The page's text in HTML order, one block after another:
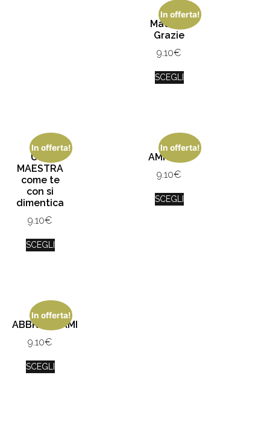
In offerta!
Maestra
Grazie
9.10€
SCEGLI
In offerta!
Una
MAESTRA
come te
con si
dimentica
9.10€
SCEGLI
In offerta!
AMICIZIA
9.10€
SCEGLI
In offerta!
ABBRACCIAMI
9.10€
SCEGLI